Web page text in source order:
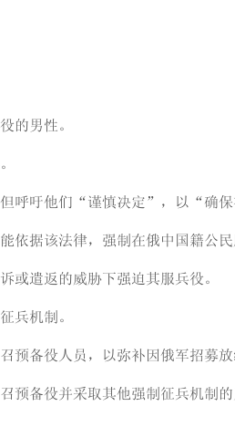
的男性。
呼吁他们“谨慎决定”，以“确保
依据该法律，强制在俄中国籍公民
或遣返的威胁下强迫其服兵役。
兵机制。
预备役人员，以弥补因俄军招募放
备役并采取其他强制征兵机制